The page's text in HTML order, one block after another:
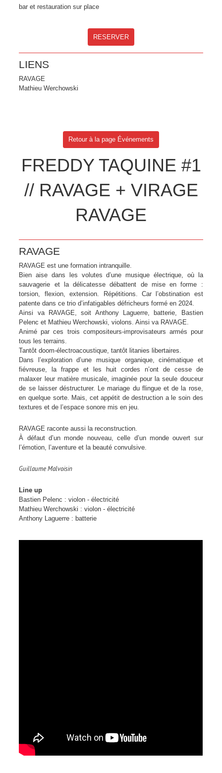
bar et restauration sur place
RESERVER
LIENS
RAVAGE
Mathieu Werchowski
Retour à la page Événements
FREDDY TAQUINE #1
// RAVAGE + VIRAGE
RAVAGE
RAVAGE
RAVAGE est une formation intranquille.
Bien aise dans les volutes d’une musique électrique, où la
sauvagerie et la délicatesse débattent de mise en forme :
torsion, flexion, extension. Répétitions. Car l’obstination est
patente dans ce trio d’infatigables défricheurs formé en 2024.
Ainsi va RAVAGE, soit Anthony Laguerre, batterie, Bastien
Pelenc et Mathieu Werchowski, violons. Ainsi va RAVAGE.
Animé par ces trois compositeurs-improvisateurs armés pour
tous les terrains.
Tantôt doom-électroacoustique, tantôt litanies libertaires.
Dans l’exploration d’une musique organique, cinématique et
fiévreuse, la frappe et les huit cordes n’ont de cesse de
malaxer leur matière musicale, imaginée pour la seule douceur
de se laisser déstructurer. Le mariage du flingue et de la rose,
en quelque sorte. Mais, cet appétit de destruction a le soin des
textures et de l’espace sonore mis en jeu.
RAVAGE raconte aussi la reconstruction.
À défaut d’un monde nouveau, celle d’un monde ouvert sur
l’émotion, l’aventure et la beauté convulsive.
Guillaume Malvoisin
Line up
Bastien Pelenc : violon - électricité
Mathieu Werchowski : violon - électricité
Anthony Laguerre : batterie